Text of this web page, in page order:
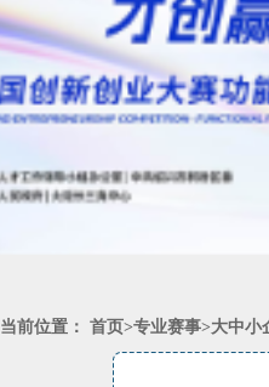
当前位置： 首页>专业赛事>大中小